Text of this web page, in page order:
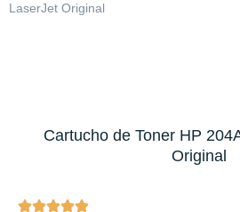
LaserJet Original
Cartucho de Toner HP
Original